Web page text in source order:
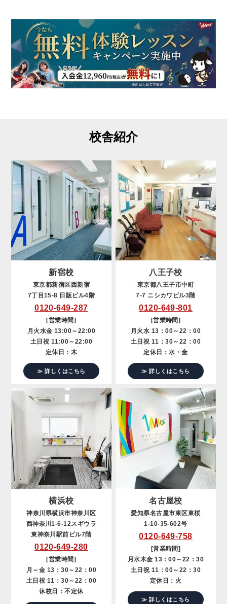
校舎紹介
新宿校
東京都新宿区西新宿
7丁目15-8 日販ビル4階
0120-649-287
[営業時間]
月火水金 13:00～22:00
土日祝 11:00～22:00
定休日：木
≫ 詳しくはこちら
八王子校
東京都八王子市中町
7-7 ニシカワビル3階
0120-649-801
[営業時間]
月火水 13：00～22：00
土日祝 11：30～22：00
定休日：水・金
≫ 詳しくはこちら
横浜校
神奈川県横浜市神奈川区
西神奈川1-6-12スギウラ
東神奈川駅前ビル7階
0120-649-280
[営業時間]
月～金 13：30～22：00
土日祝 11：30～22：00
休校日：不定休
名古屋校
愛知県名古屋市東区東桜
1-10-35-602号
0120-649-758
[営業時間]
月水木金 13：00～22：30
土日祝 11：00～22：30
定休日：火
≫ 詳しくはこちら